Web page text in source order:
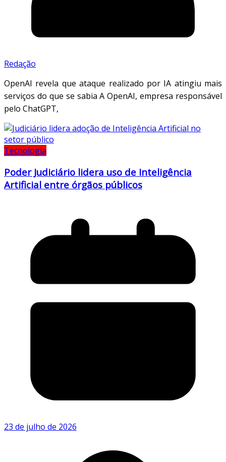
Redação
OpenAI revela que ataque realizado por IA atingiu mais
serviços do que se sabia A OpenAI, empresa responsável
pelo ChatGPT,
Tecnologia
Poder Judiciário lidera uso de Inteligência
Artificial entre órgãos públicos
23 de julho de 2026